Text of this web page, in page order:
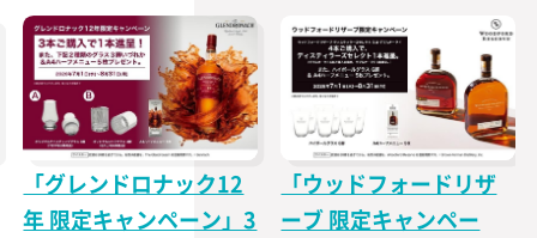
オリジナルジョッキで
塩を振って！「クエル
今大人気のプレミアム
テキーラの販促物が貰